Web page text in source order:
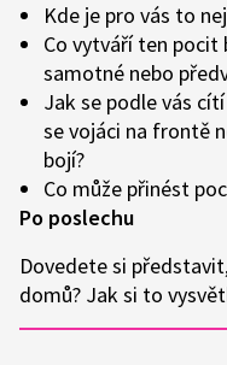
Kde je pro vás to
Co vytváří ten pocit
samotné nebo
Jak se podle vás
se vojáci na frontě
bojí?
Co může přinést
Po poslechu
Dovedete si
domů? Jak si to